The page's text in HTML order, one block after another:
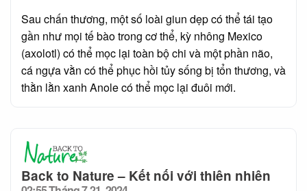
Sau chấn thương, một số loài giun dẹp có thể tái tạo
gần như mọi tế bào trong cơ thể, kỳ nhông Mexico
(axolotl) có thể mọc lại toàn bộ chi và một phần não,
cá ngựa vằn có thể phục hồi tủy sống bị tổn thương, và
thằn lằn xanh Anole có thể mọc lại đuôi mới.
Back to Nature – Kết nối với thiên nhiên